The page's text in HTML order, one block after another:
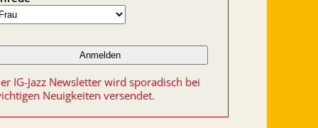
IG-Jazz Newsletter wird sporadisch bei
Neuigkeiten versendet.